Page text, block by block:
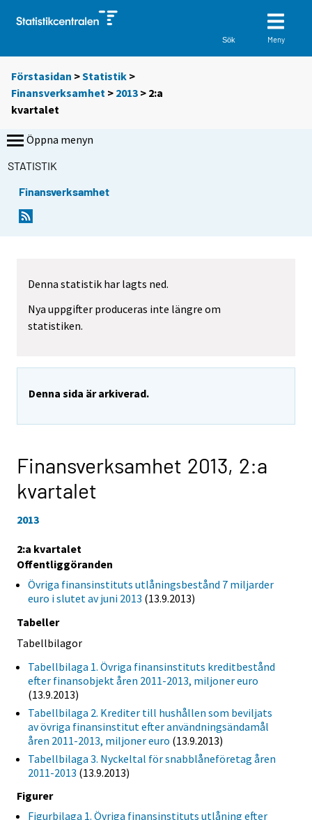
Sök Meny
Förstasidan >Statistik >
Finansverksamhet > 2013 > 2:a
kvartalet
Öppna menyn
STATISTIK
Finansverksamhet
Denna statistik har lagts ned.
Nya uppgifter produceras inte längre om
statistiken.
Denna sida är arkiverad.
Finansverksamhet 2013, 2:a
kvartalet
2013
2:a kvartalet
Offentliggöranden
Övriga finansinstituts utlåningsbestånd 7 miljarder
euro i slutet av juni 2013 (13.9.2013)
Tabeller
Tabellbilagor
Tabellbilaga 1. Övriga finansinstituts kreditbestånd
efter finansobjekt åren 2011-2013, miljoner euro
(13.9.2013)
Tabellbilaga 2. Krediter till hushållen som beviljats
av övriga finansinstitut efter användningsändamål
åren 2011-2013, miljoner euro (13.9.2013)
Tabellbilaga 3. Nyckeltal för snabblåneföretag åren
2011-2013 (13.9.2013)
Figurer
Figurbilaga 1. Övriga finansinstituts utlåning efter